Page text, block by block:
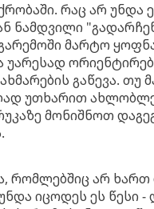
რაც არ უნდა
ნამდვილი
მარტო
გაწევა. თუ
უთხარით
მონიშნოთ
რომლებშიც არ
იცოდეს ეს წესი